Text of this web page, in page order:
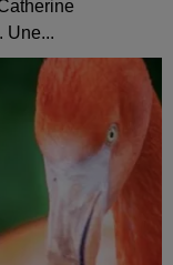
Une...